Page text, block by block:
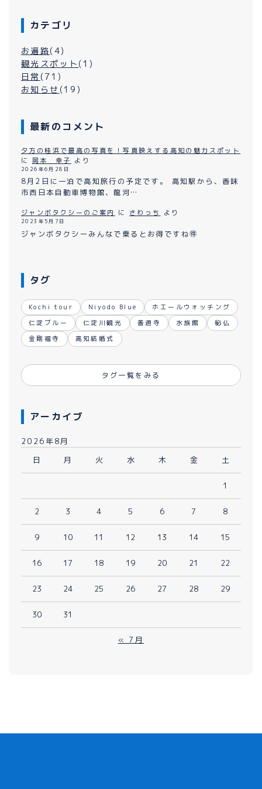
カテゴリ
お遍路(4)
観光スポット (1)
日常 (71)
お知らせ (19)
最新のコメント
夕方の桂浜で最高の写真を！写真映えする高知の魅力スポット
に 岡本 幸子 より
2026年6月28日
8月2日に一泊で高知旅行の予定です。 高知駅から、香味
市西日本自動車博物館、龍河…
ジャンボタクシーのご案内 に さわっち より
2023年5月7日
ジャンボタクシーみんなで乗るとお得ですね🉐
タグ
Kochi tour Niyodo Blue
ホエールウォッチング
仁淀ブルー
仁淀川観光 善通寺 水族館
秘仏
金剛福寺
高知結婚式
タグ一覧をみる
アーカイブ
2026年8月
日
月 火 水 木 金 土
1
2 3 4 5 6 7 8
9 10 11 12 13 14 15
16 17 18 19 20 21 22
23 24 25 26 27 28 29
30 31
« 7月